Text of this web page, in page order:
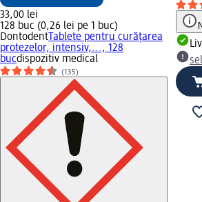
33,00 lei
128 buc (0,26 lei pe 1 buc)
DontodentTablete pentru curățarea
protezelor, intensiv,..., 128
bucdispozitiv medical
(135)